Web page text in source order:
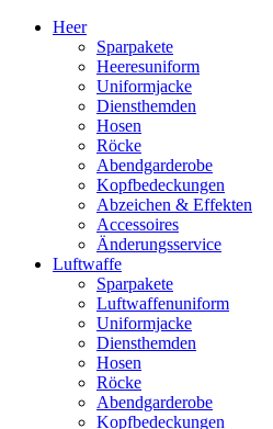
Heer
Sparpakete
Heeresuniform
Uniformjacke
Diensthemden
Hosen
Röcke
Abendgarderobe
Kopfbedeckungen
Abzeichen & Effekten
Accessoires
Änderungsservice
Luftwaffe
Sparpakete
Luftwaffenuniform
Uniformjacke
Diensthemden
Hosen
Röcke
Abendgarderobe
Kopfbedeckungen